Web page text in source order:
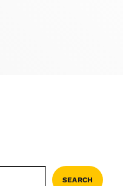
SEARCH